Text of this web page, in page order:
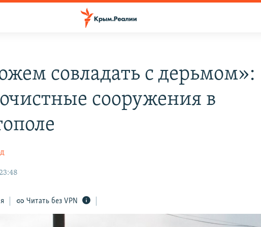
совладать с дерьмом»:
очистные сооружения в
Читать без VPN